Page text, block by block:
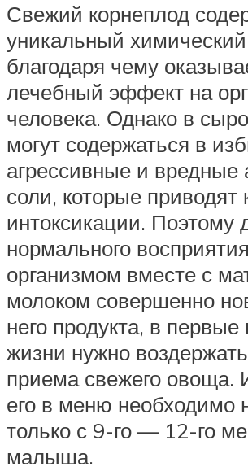
Свежий корнеплод
уникальный химический
благодаря чему
лечебный эффект на
человека. Однако в
могут содержаться в
агрессивные и вредные
соли, которые приводят
интоксикации. Поэтому
нормального
организмом вместе с
молоком совершенно
него продукта, в
жизни нужно
приема свежего овоща.
его в меню необходимо
только с 9-го — 12-го
малыша.